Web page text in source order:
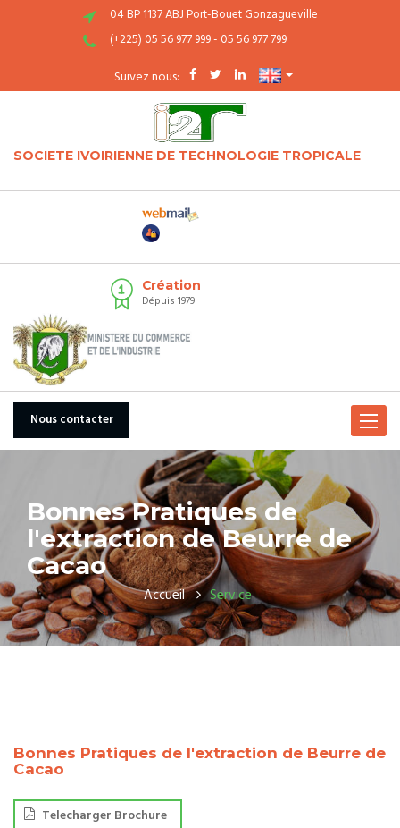
04 BP 1137 ABJ Port-Bouet Gonzagueville
(+225) 05 56 977 999 - 05 56 977 799
Suivez nous:
SOCIETE IVOIRIENNE DE TECHNOLOGIE TROPICALE
Création
Dépuis 1979
Toggle
Nous contacter
Bonnes Pratiques de
l'extraction de Beurre de
Cacao
Accueil Service
Bonnes Pratiques de l'extraction de Beurre de
Cacao
Telecharger Brochure